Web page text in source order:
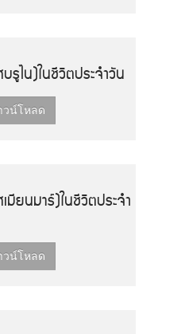
รูไน)ในชีวิตประจำวัน
วน์โหลด
มียนมาร์)ในชีวิตประจำ
วน์โหลด